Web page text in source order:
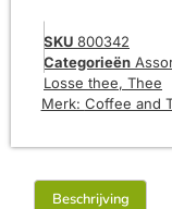
SKU 800342
Categorieën
Losse thee, Thee
Merk: Coffee and
Beschrijving